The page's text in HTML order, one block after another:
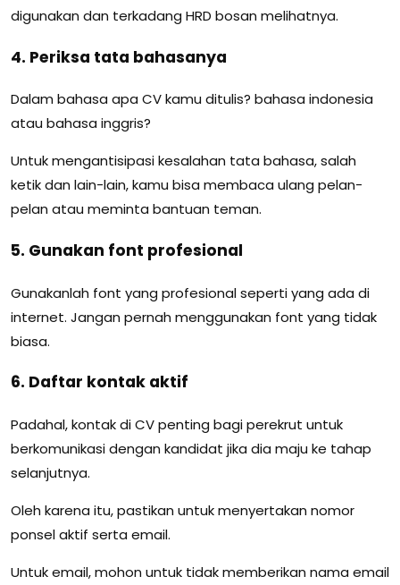
digunakan dan terkadang HRD bosan melihatnya.
4. Periksa tata bahasanya
Dalam bahasa apa CV kamu ditulis? bahasa indonesia
atau bahasa inggris?
Untuk mengantisipasi kesalahan tata bahasa, salah
ketik dan lain-lain, kamu bisa membaca ulang pelan-
pelan atau meminta bantuan teman.
5. Gunakan font profesional
Gunakanlah font yang profesional seperti yang ada di
internet. Jangan pernah menggunakan font yang tidak
biasa.
6. Daftar kontak aktif
Padahal, kontak di CV penting bagi perekrut untuk
berkomunikasi dengan kandidat jika dia maju ke tahap
selanjutnya.
Oleh karena itu, pastikan untuk menyertakan nomor
ponsel aktif serta email.
Untuk email, mohon untuk tidak memberikan nama email